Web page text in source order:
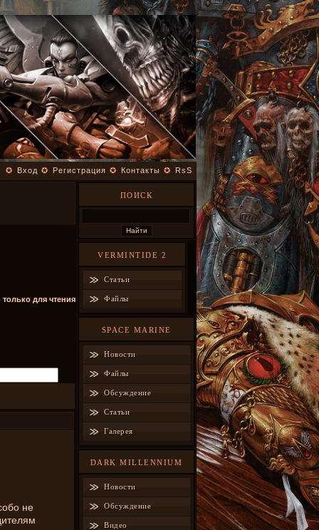
✪ Вход ✪ Регистрация ✪ Контакты ✪ RsS
для чтения
не
ПОИСК
VERMINTIDE 2
Статьи
Файлы
SPACE MARINE
Новости
Файлы
Обсуждение
Статьи
Галерея
DARK MILLENNIUM
Новости
Обсуждение
Видео